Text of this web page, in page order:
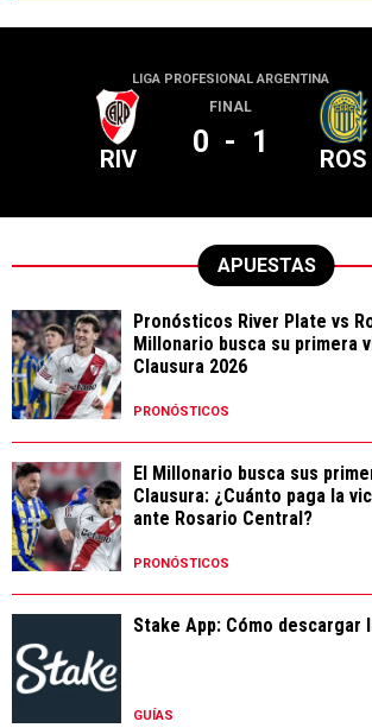
LIGA PROFESIONAL ARGENTINA
RIV
FINAL
0 - 1 ROS
APUESTAS
Pronósticos River Plate vs
Millonario busca su primera
Clausura 2026
PRONÓSTICOS
El Millonario busca sus
Clausura: ¿Cuánto paga la
ante Rosario Central?
PRONÓSTICOS
Stake App: Cómo descargar
GUÍAS